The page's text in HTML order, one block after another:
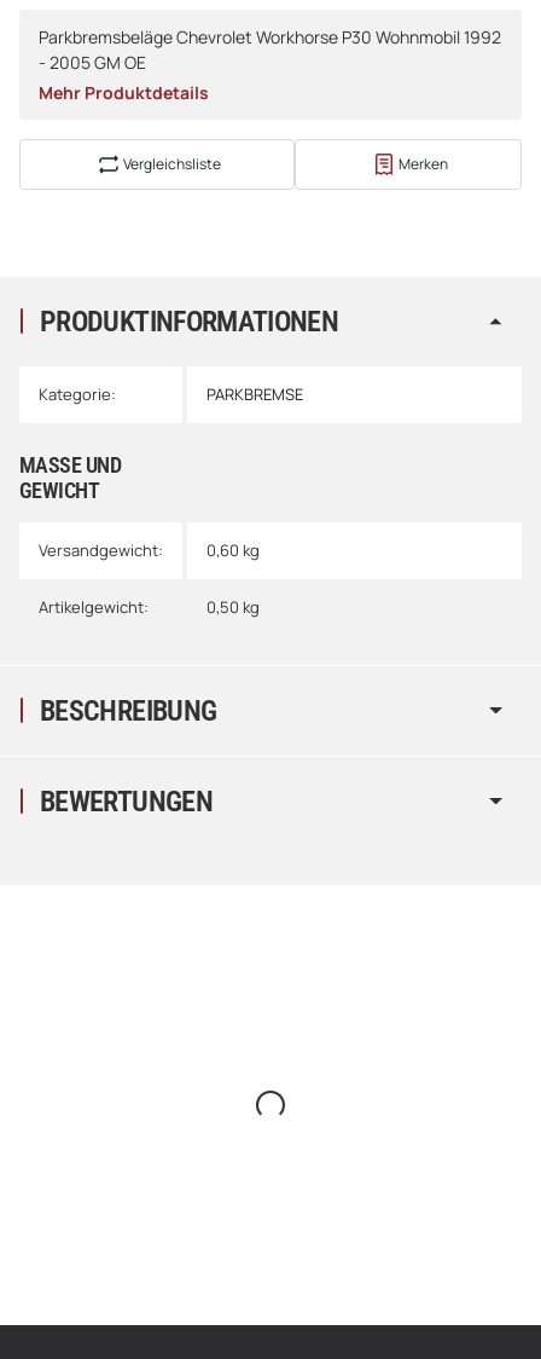
Parkbremsbeläge Chevrolet Workhorse P30 Wohnmobil 1992
- 2005 GM OE
Mehr Produktdetails
Vergleichsliste Merken
PRODUKTINFORMATIONEN
Kategorie: PARKBREMSE
MASSE UND G
EWICHT
Versandgewicht: 0,60 kg
Artikelgewicht: 0,50 kg
BESCHREIBUNG
BEWERTUNGEN